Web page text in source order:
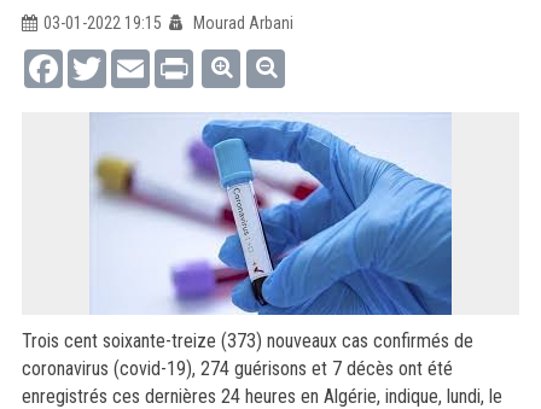
03-01-2022 19:15
Mourad Arbani
FacebookTwitterEmail Print
Trois cent soixante-treize (373) nouveaux cas confirmés de
coronavirus (covid-19), 274 guérisons et 7 décès ont été
enregistrés ces dernières 24 heures en Algérie, indique, lundi, le